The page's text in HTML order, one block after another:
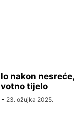
nakon nesreće,
tijelo
- 23. ožujka 2025.